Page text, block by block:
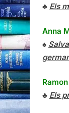
♣ Els
Anna
♠
Ramon
♣ Els